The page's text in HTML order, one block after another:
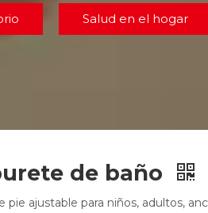
Salud en el hogar
de baño
pie ajustable para niños, adultos,